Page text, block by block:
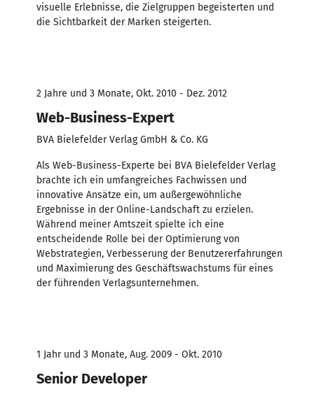
visuelle Erlebnisse, die Zielgruppen begeisterten und
die Sichtbarkeit der Marken steigerten.
2 Jahre und 3 Monate, Okt. 2010 - Dez. 2012
Web-Business-Expert
BVA Bielefelder Verlag GmbH & Co. KG
Als Web-Business-Experte bei BVA Bielefelder Verlag
brachte ich ein umfangreiches Fachwissen und
innovative Ansätze ein, um außergewöhnliche
Ergebnisse in der Online-Landschaft zu erzielen.
Während meiner Amtszeit spielte ich eine
entscheidende Rolle bei der Optimierung von
Webstrategien, Verbesserung der Benutzererfahrungen
und Maximierung des Geschäftswachstums für eines
der führenden Verlagsunternehmen.
1 Jahr und 3 Monate, Aug. 2009 - Okt. 2010
Senior Developer